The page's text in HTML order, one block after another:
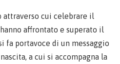
attraverso cui celebrare il
affrontato e superato il
fa portavoce di un messaggio
a cui si accompagna la